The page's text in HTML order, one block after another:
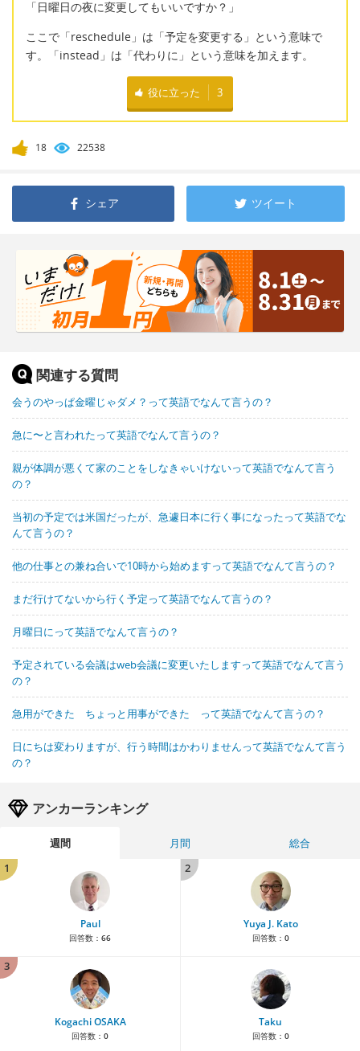
「日曜日の夜に変更してもいいですか？」
ここで「reschedule」は「予定を変更する」という意味で
す。「instead」は「代わりに」という意味を加えます。
役に立った 3
18 22538
シェア ツイート
関連する質問
会うのやっぱ金曜じゃダメ？って英語でなんて言うの？
急に〜と言われたって英語でなんて言うの？
親が体調が悪くて家のことをしなきゃいけないって英語でなんて言う
の？
当初の予定では米国だったが、急遽日本に行く事になったって英語でな
んて言うの？
他の仕事との兼ね合いで10時から始めますって英語でなんて言うの？
まだ行けてないから行く予定って英語でなんて言うの？
月曜日にって英語でなんて言うの？
予定されている会議はweb会議に変更いたしますって英語でなんて言う
の？
急用ができた ちょっと用事ができた って英語でなんて言うの？
日にちは変わりますが、行う時間はかわりませんって英語でなんて言う
の？
アンカーランキング
週間 月間
総合
1
Paul
回答数： 66
2
Yuya J. Kato
回答数： 0
3
Kogachi OSAKA
回答数： 0
Taku
回答数： 0